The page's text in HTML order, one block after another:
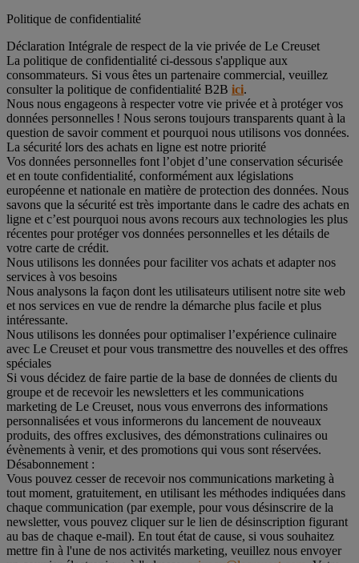
Politique de confidentialité
Déclaration Intégrale de respect de la vie privée de Le Creuset
La politique de confidentialité ci-dessous s'applique aux
consommateurs. Si vous êtes un partenaire commercial, veuillez
consulter la politique de confidentialité B2B ici.
Nous nous engageons à respecter votre vie privée et à protéger vos
données personnelles ! Nous serons toujours transparents quant à la
question de savoir comment et pourquoi nous utilisons vos données.
La sécurité lors des achats en ligne est notre priorité
Vos données personnelles font l’objet d’une conservation sécurisée
et en toute confidentialité, conformément aux législations
européenne et nationale en matière de protection des données. Nous
savons que la sécurité est très importante dans le cadre des achats en
ligne et c’est pourquoi nous avons recours aux technologies les plus
récentes pour protéger vos données personnelles et les détails de
votre carte de crédit.
Nous utilisons les données pour faciliter vos achats et adapter nos
services à vos besoins
Nous analysons la façon dont les utilisateurs utilisent notre site web
et nos services en vue de rendre la démarche plus facile et plus
intéressante.
Nous utilisons les données pour optimaliser l’expérience culinaire
avec Le Creuset et pour vous transmettre des nouvelles et des offres
spéciales
Si vous décidez de faire partie de la base de données de clients du
groupe et de recevoir les newsletters et les communications
marketing de Le Creuset, nous vous enverrons des informations
personnalisées et vous informerons du lancement de nouveaux
produits, des offres exclusives, des démonstrations culinaires ou
évènements à venir, et des promotions qui vous sont réservées.
Désabonnement :
Vous pouvez cesser de recevoir nos communications marketing à
tout moment, gratuitement, en utilisant les méthodes indiquées dans
chaque communication (par exemple, pour vous désinscrire de la
newsletter, vous pouvez cliquer sur le lien de désinscription figurant
au bas de chaque e-mail). En tout état de cause, si vous souhaitez
mettre fin à l'une de nos activités marketing, veuillez nous envoyer